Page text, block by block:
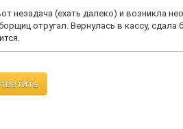
незадача (ехать далеко) и возникла
отругал. Вернулась в кассу, сдала